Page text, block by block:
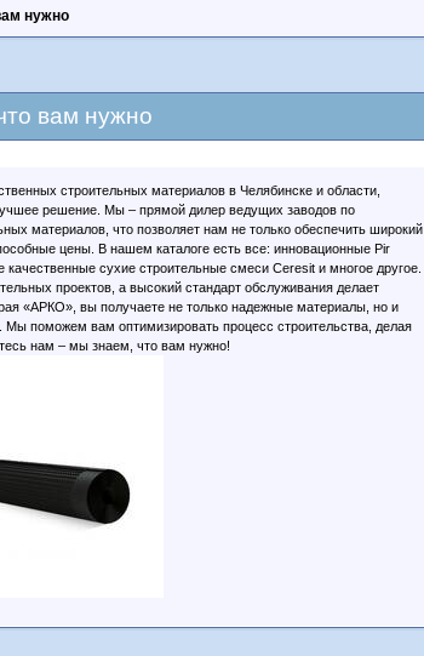
нужно
вам нужно
строительных материалов в Челябинске и области,
решение. Мы – прямой дилер ведущих заводов по
материалов, что позволяет нам не только обеспечить широкий
цены. В нашем каталоге есть все: инновационные Pir
качественные сухие строительные смеси Ceresit и многое другое.
проектов, а высокий стандарт обслуживания делает
«АРКО», вы получаете не только надежные материалы, но и
поможем вам оптимизировать процесс строительства, делая
нам – мы знаем, что вам нужно!